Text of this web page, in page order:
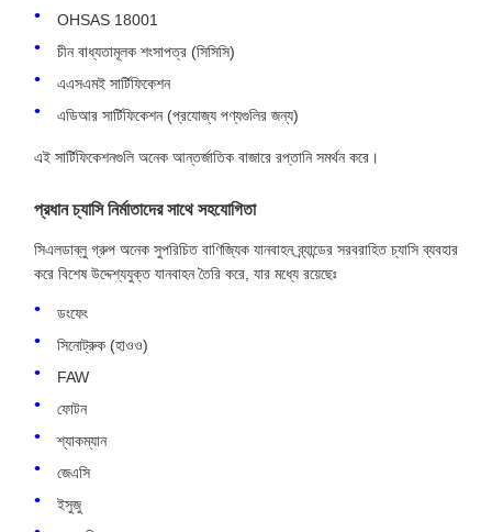
OHSAS 18001
চীন বাধ্যতামূলক শংসাপত্র (সিসিসি)
এএসএমই সার্টিফিকেশন
এডিআর সার্টিফিকেশন (প্রযোজ্য পণ্যগুলির জন্য)
এই সার্টিফিকেশনগুলি অনেক আন্তর্জাতিক বাজারে রপ্তানি সমর্থন করে।
প্রধান চ্যাসি নির্মাতাদের সাথে সহযোগিতা
সিএলডাব্লু গ্রুপ অনেক সুপরিচিত বাণিজ্যিক যানবাহন ব্র্যান্ডের সরবরাহিত চ্যাসি ব্যবহার
করে বিশেষ উদ্দেশ্যযুক্ত যানবাহন তৈরি করে, যার মধ্যে রয়েছেঃ
ডংফেং
সিনোট্রুক (হাওও)
FAW
ফোটন
শ্যাকম্যান
জেএসি
ইসুজু